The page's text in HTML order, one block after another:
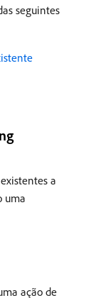
seguintes
a
uma
ação de